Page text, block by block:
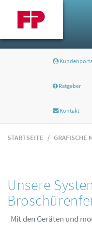
Ratgeber
Kontakt
STARTSEITE GRAFISCHE
Unsere
Mit den Geräten und